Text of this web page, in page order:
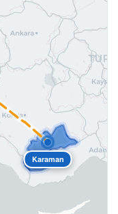
Karaman